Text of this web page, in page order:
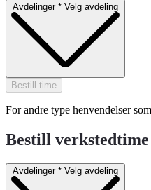
Avdelinger * Velg avdeling
Bestill time
For andre type henvendelser
Bestill verkstedtime
Avdelinger * Velg avdeling